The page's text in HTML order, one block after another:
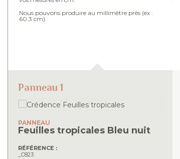
Nous pouvons produire au millimètre près (ex :
60.3 cm).
Panneau 1
PANNEAU
Feuilles tropicales Bleu nuit
RÉFÉRENCE :
_C823